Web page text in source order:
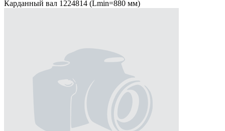
Карданный вал 1224814 (Lmin=880 мм)